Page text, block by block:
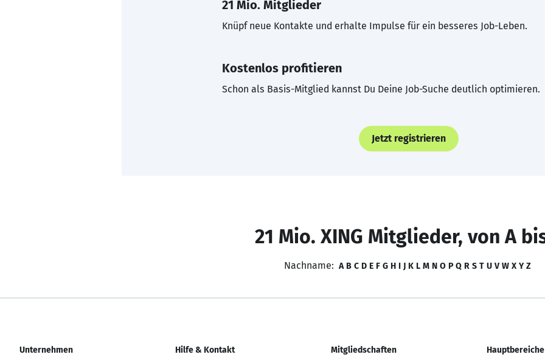
21 Mio. Mitglieder
Knüpf neue Kontakte und erhalte Impulse für ein besseres Job-Leben.
Kostenlos profitieren
Schon als Basis-Mitglied kannst Du Deine Job-Suche deutlich optimieren.
Jetzt registrieren
21 Mio. XING Mitglieder, von A
Nachname: A B C D E F G H I J K L M N O P Q R S T U V W X Y Z
Unternehmen Hilfe & Kontakt Mitgliedschaften Hauptbereiche